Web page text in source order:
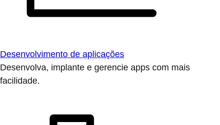
Desenvolvimento de aplicações
Desenvolva, implante e gerencie apps com mais
facilidade.